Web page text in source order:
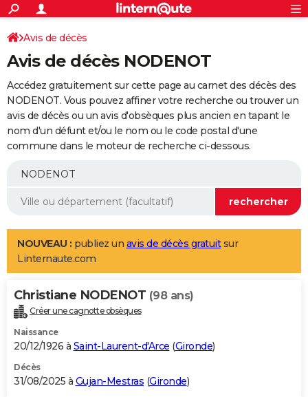
ACTUALITÉS
Politique
Société
Faits Divers
Education
Monde
Villes
+
SPORT
Coupe du monde 2026
Football
Tennis
Cyclisme
Rugby
Forum
Programme TV
TNT
Streaming
Cinéma
Sorties cinéma
Musique
+
FINANCE
Retraite
Epargne
Immobilier
Risques naturels par ville
Banque
Assurance
AUTO
Essais
Réserver un essai
Citadines
Berlines
SUV
Forum auto
+
Mobiles
Meilleur smartphone
Internet
Ordinateurs
Jeux vidéo
Guide high-tech
Aménagement intérieur
LIFESTYLE
Art de vivre
Bien-être
Loisirs
Mode
Modes de vie
Alimentation
Guide de la santé
Maladies
Médicaments
Sommeil
VOYAGE
Destinations
City break
Voyage nature
Voyage de noces
Forum
Climat
+PHOTO
GUIDES D'ACHAT
BONS PLANS
Avis de décès
Avis de décès NODENOT
Accédez gratuitement sur cette page au carnet des décès des
NODENOT. Vous pouvez affiner votre recherche ou trouver un
avis de décès ou un avis d'obsèques plus ancien en tapant le
nom d'un défunt et/ou le nom ou le code postal d'une
commune dans le moteur de recherche ci-dessous.
NOUVEAU : publiez un avis de décès gratuitsur
Linternaute.com
Christiane NODENOT (98 ans)
Créer une cagnotte obsèques
Naissance
20/12/1926 à Saint-Laurent-d'Arce (Gironde)
Décès
31/08/2025 à Gujan-Mestras (Gironde)